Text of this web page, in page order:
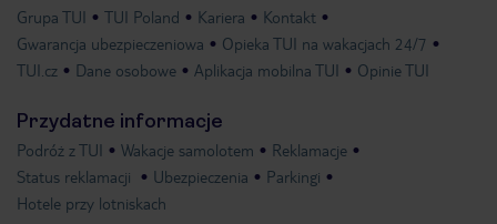
Grupa TUI TUI Poland Kariera
Kontakt
Gwarancja ubezpieczeniowa
Opieka TUI na wakacjach 24/7
TUI.cz
Dane osobowe Aplikacja mobilna TUI Opinie TUI
Przydatne informacje
Podróż z TUI Wakacje samolotem
Reklamacje
Status reklamacji
Ubezpieczenia
Parkingi
Hotele przy lotniskach